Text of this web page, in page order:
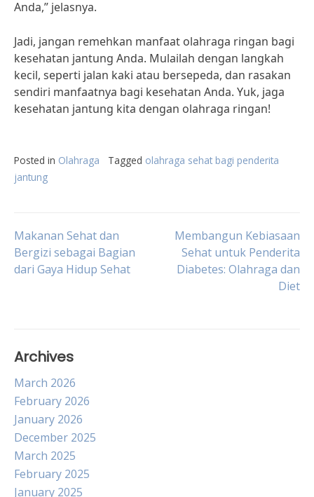
Anda,” jelasnya.
Jadi, jangan remehkan manfaat olahraga ringan bagi
kesehatan jantung Anda. Mulailah dengan langkah
kecil, seperti jalan kaki atau bersepeda, dan rasakan
sendiri manfaatnya bagi kesehatan Anda. Yuk, jaga
kesehatan jantung kita dengan olahraga ringan!
Posted in Olahraga Tagged olahraga sehat bagi penderita
jantung
Post
navigation
Makanan Sehat dan
Bergizi sebagai Bagian
dari Gaya Hidup Sehat
Membangun Kebiasaan
Sehat untuk Penderita
Diabetes: Olahraga dan
Diet
Archives
March 2026
February 2026
January 2026
December 2025
March 2025
February 2025
January 2025